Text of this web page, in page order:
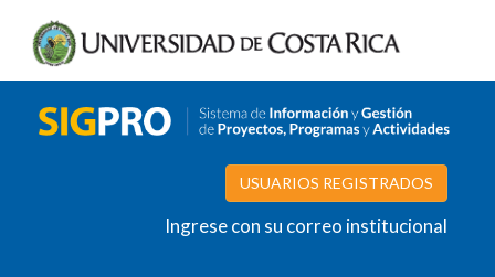
USUARIOS REGISTRADOS
Ingrese con su correo institucional